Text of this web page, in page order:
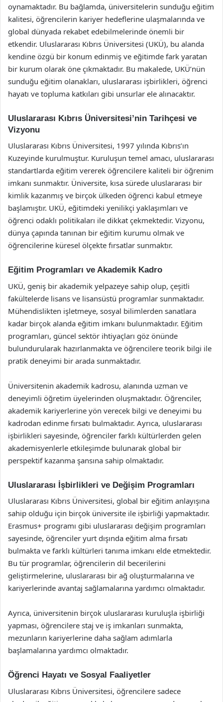
oynamaktadır. Bu bağlamda, üniversitelerin sunduğu eğitim
kalitesi, öğrencilerin kariyer hedeflerine ulaşmalarında ve
global dünyada rekabet edebilmelerinde önemli bir
etkendir. Uluslararası Kıbrıs Üniversitesi (UKÜ), bu alanda
kendine özgü bir konum edinmiş ve eğitimde fark yaratan
bir kurum olarak öne çıkmaktadır. Bu makalede, UKÜ’nün
sunduğu eğitim olanakları, uluslararası işbirlikleri, öğrenci
hayatı ve topluma katkıları gibi unsurlar ele alınacaktır.
Uluslararası Kıbrıs Üniversitesi’nin Tarihçesi ve
Vizyonu
Uluslararası Kıbrıs Üniversitesi, 1997 yılında Kıbrıs’ın
Kuzeyinde kurulmuştur. Kuruluşun temel amacı, uluslararası
standartlarda eğitim vererek öğrencilere kaliteli bir öğrenim
imkanı sunmaktır. Üniversite, kısa sürede uluslararası bir
kimlik kazanmış ve birçok ülkeden öğrenci kabul etmeye
başlamıştır. UKÜ, eğitimdeki yenilikçi yaklaşımları ve
öğrenci odaklı politikaları ile dikkat çekmektedir. Vizyonu,
dünya çapında tanınan bir eğitim kurumu olmak ve
öğrencilerine küresel ölçekte fırsatlar sunmaktır.
Eğitim Programları ve Akademik Kadro
UKÜ, geniş bir akademik yelpazeye sahip olup, çeşitli
fakültelerde lisans ve lisansüstü programlar sunmaktadır.
Mühendislikten işletmeye, sosyal bilimlerden sanatlara
kadar birçok alanda eğitim imkanı bulunmaktadır. Eğitim
programları, güncel sektör ihtiyaçları göz önünde
bulundurularak hazırlanmakta ve öğrencilere teorik bilgi ile
pratik deneyimi bir arada sunmaktadır.
Üniversitenin akademik kadrosu, alanında uzman ve
deneyimli öğretim üyelerinden oluşmaktadır. Öğrenciler,
akademik kariyerlerine yön verecek bilgi ve deneyimi bu
kadrodan edinme fırsatı bulmaktadır. Ayrıca, uluslararası
işbirlikleri sayesinde, öğrenciler farklı kültürlerden gelen
akademisyenlerle etkileşimde bulunarak global bir
perspektif kazanma şansına sahip olmaktadır.
Uluslararası İşbirlikleri ve Değişim Programları
Uluslararası Kıbrıs Üniversitesi, global bir eğitim anlayışına
sahip olduğu için birçok üniversite ile işbirliği yapmaktadır.
Erasmus+ programı gibi uluslararası değişim programları
sayesinde, öğrenciler yurt dışında eğitim alma fırsatı
bulmakta ve farklı kültürleri tanıma imkanı elde etmektedir.
Bu tür programlar, öğrencilerin dil becerilerini
geliştirmelerine, uluslararası bir ağ oluşturmalarına ve
kariyerlerinde avantaj sağlamalarına yardımcı olmaktadır.
Ayrıca, üniversitenin birçok uluslararası kuruluşla işbirliği
yapması, öğrencilere staj ve iş imkanları sunmakta,
mezunların kariyerlerine daha sağlam adımlarla
başlamalarına yardımcı olmaktadır.
Öğrenci Hayatı ve Sosyal Faaliyetler
Uluslararası Kıbrıs Üniversitesi, öğrencilere sadece